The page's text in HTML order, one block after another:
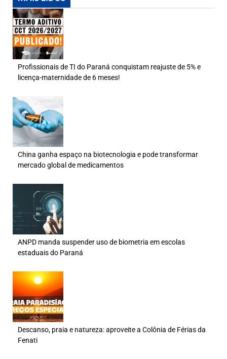
Profissionais de TI do Paraná conquistam reajuste de 5% e
licença-maternidade de 6 meses!
China ganha espaço na biotecnologia e pode transformar
mercado global de medicamentos
ANPD manda suspender uso de biometria em escolas
estaduais do Paraná
Descanso, praia e natureza: aproveite a Colônia de Férias da
Fenati